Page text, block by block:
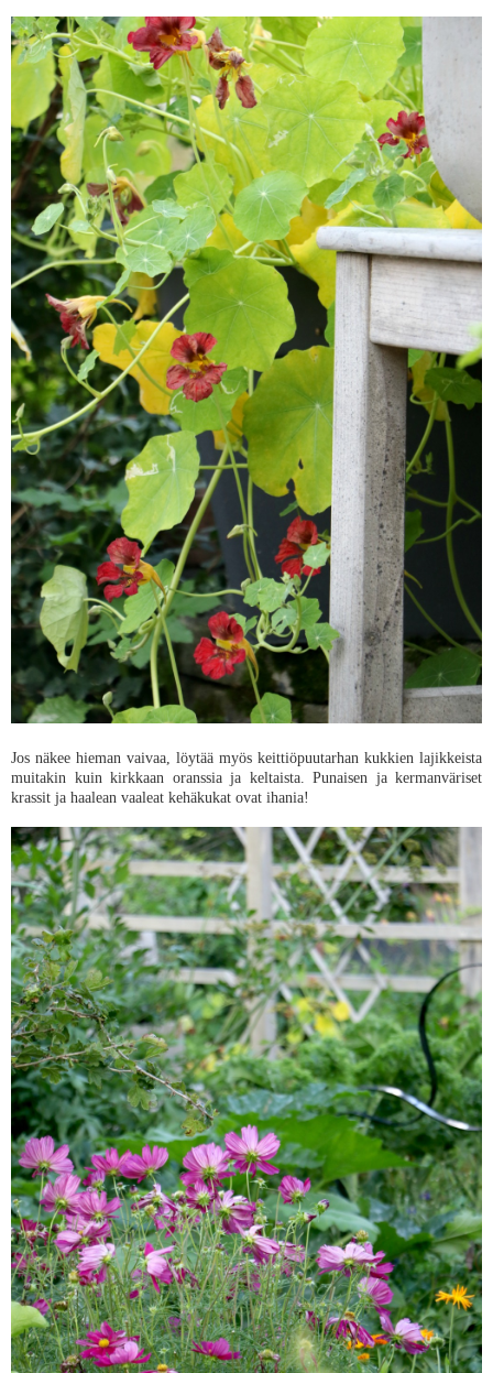
Jos näkee hieman vaivaa, löytää myös keittiöpuutarhan kukkien lajikkeista
muitakin kuin kirkkaan oranssia ja keltaista. Punaisen ja kermanväriset
krassit ja haalean vaaleat kehäkukat ovat ihania!